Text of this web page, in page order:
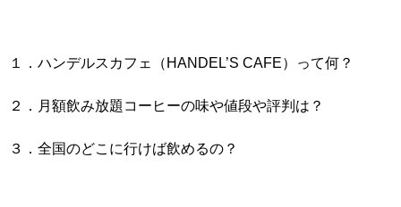
１．ハンデルスカフェ（HANDEL’S CAFE）って何？
２．月額飲み放題コーヒーの味や値段や評判は？
３．全国のどこに行けば飲めるの？